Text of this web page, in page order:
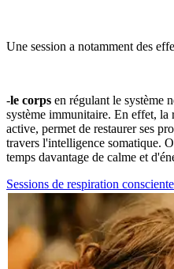
Une session a notamment des
le corpsen régulant le système
système immunitaire. En effet, la
active, permet de restaurer ses
travers l'intelligence somatique.
temps davantage de calme et
Sessions de respiration consciente